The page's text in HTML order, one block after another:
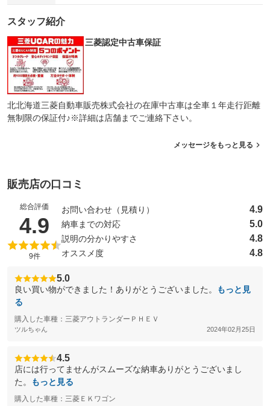
スタッフ紹介
三菱認定中古車保証
北北海道三菱自動車販売株式会社の在庫中古車は全車１年走行距離
無制限の保証付♪※詳細は店舗までご連絡下さい。
メッセージをもっと見る
販売店の口コミ
総合評価
4.9 （5点満点中）
9件
お問い合わせ（見積り） 4.9
納車までの対応 5.0
説明の分かりやすさ 4.8
オススメ度 4.8
5.0
良い買い物ができました！ありがとうございました。
もっと見
る
購入した車種：三菱アウトランダーＰＨＥＶ
ツルちゃん 2024年02月25日
4.5
店には行ってませんがスムーズな納車ありがとうございまし
た。
もっと見る
購入した車種：三菱ＥＫワゴン